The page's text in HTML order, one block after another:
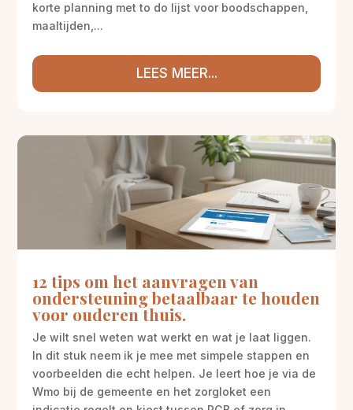
korte planning met to do lijst voor boodschappen,
maaltijden,...
LEES MEER...
12 tips om het aanvragen van
ondersteuning betaalbaar te houden
voor ouderen thuis.
Je wilt snel weten wat werkt en wat je laat liggen.
In dit stuk neem ik je mee met simpele stappen en
voorbeelden die echt helpen. Je leert hoe je via de
Wmo bij de gemeente en het zorgloket een